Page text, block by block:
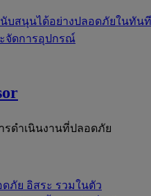
บสนุนได้อย่างปลอดภัยในทันที
จัดการอุปกรณ์
รดำเนินงานที่ปลอดภัย
ดภัย อิสระ รวมในตัว